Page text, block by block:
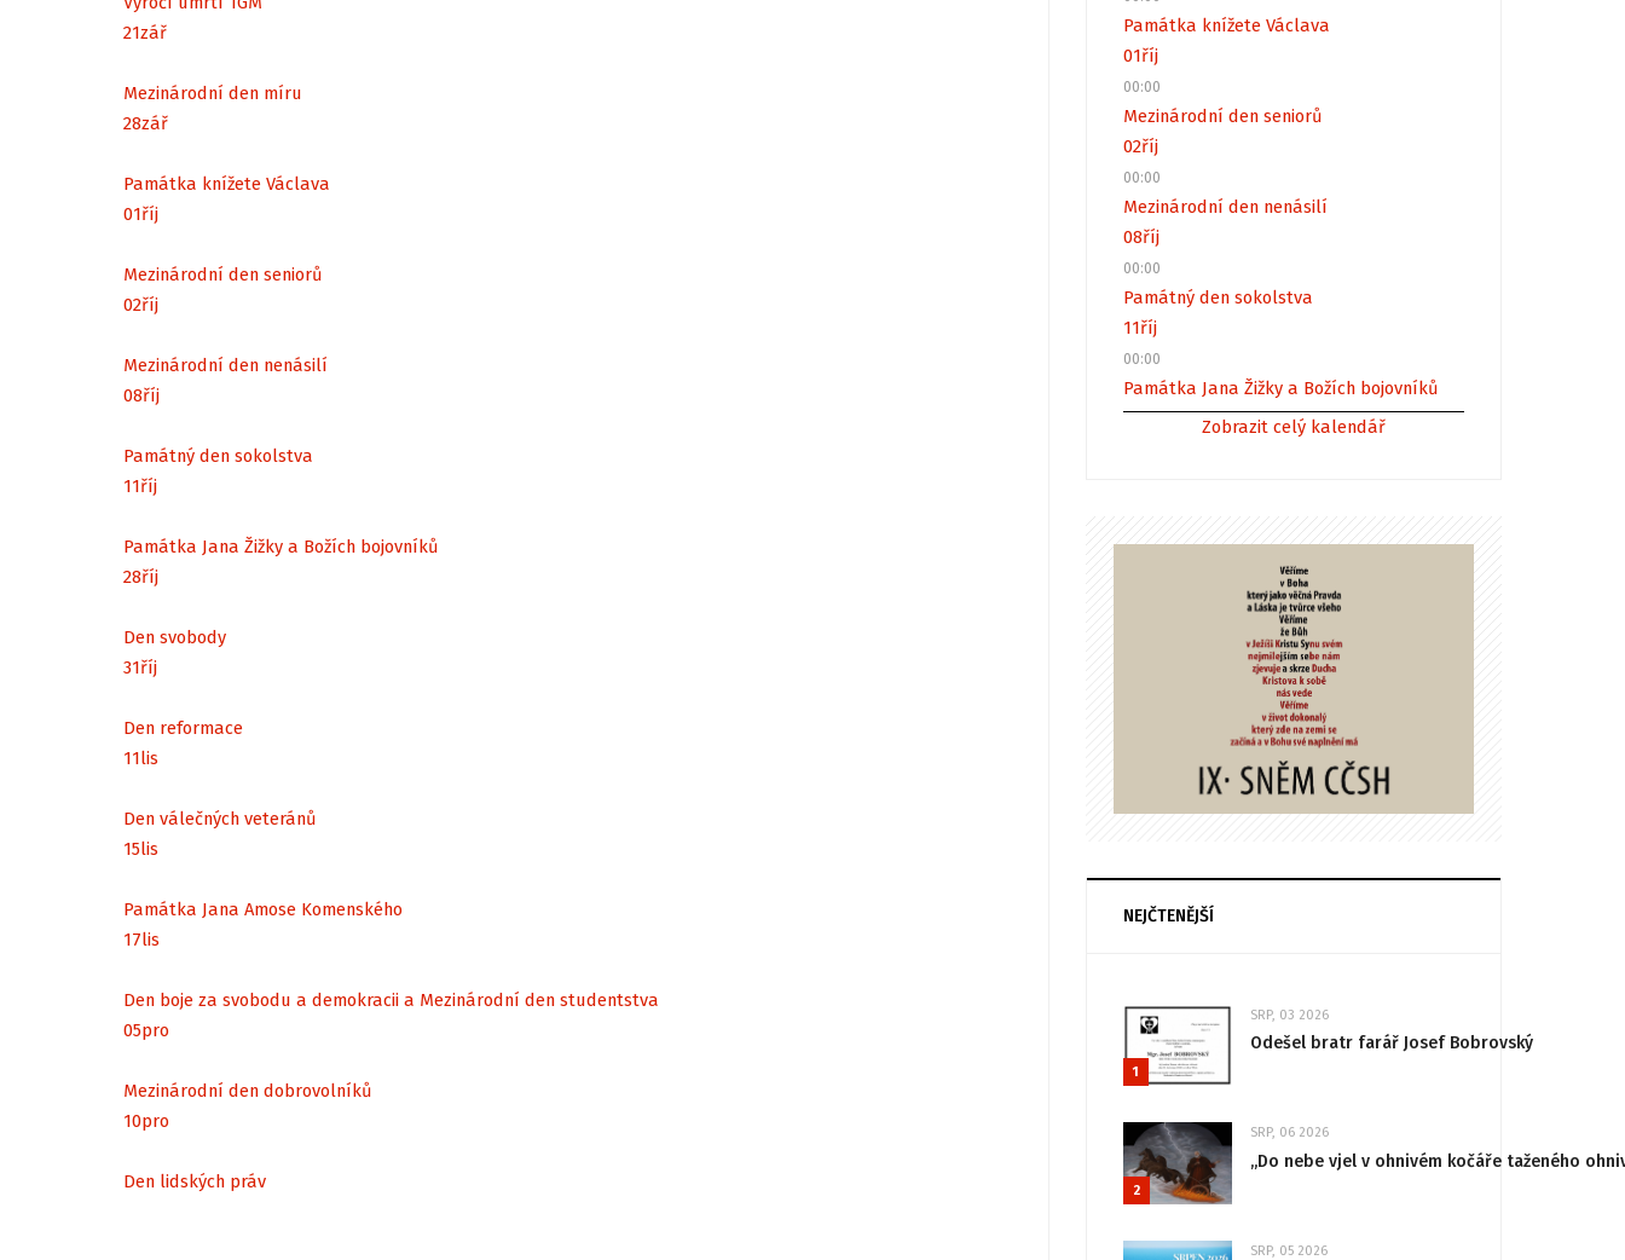
21zář
Mezinárodní den míru
28zář
Památka knížete Václava
01říj
Mezinárodní den seniorů
02říj
Mezinárodní den nenásilí
08říj
Památný den sokolstva
11říj
Památka Jana Žižky a Božích bojovníků
28říj
Den svobody
31říj
Den reformace
11lis
Den válečných veteránů
15lis
Památka Jana Amose Komenského
17lis
Den boje za svobodu a demokracii a Mezinárodní den studentstva
05pro
Mezinárodní den dobrovolníků
10pro
Den lidských práv
Památka knížete Václava
01říj
00:00
Mezinárodní den seniorů
02říj
00:00
Mezinárodní den nenásilí
08říj
00:00
Památný den sokolstva
11říj
00:00
Památka Jana Žižky a Božích bojovníků
Zobrazit celý kalendář
NEJČTENĚJŠÍ
1
SRP, 03 2026
Odešel bratr farář Josef Bobrovský
2
SRP, 06 2026
„Do nebe vjel v ohnivém kočáře taženého
SRP, 05 2026